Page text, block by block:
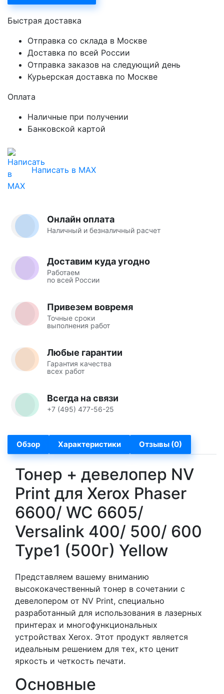
Быстрая доставка
Отправка со склада в Москве
Доставка по всей России
Отправка заказов на следующий день
Курьерская доставка по Москве
Оплата
Наличные при получении
Банковской картой
Написать в MAX
Онлайн оплата
Наличный и безналичный расчет
Доставим куда угодно
Работаем
по всей России
Привезем вовремя
Точные сроки
выполнения работ
Любые гарантии
Гарантия качества
всех работ
Всегда на связи
+7 (495) 477-56-25
Обзор Характеристики Отзывы (0)
Тонер + девелопер NV
Print для Xerox Phaser
6600/ WC 6605/
Versalink 400/ 500/ 600
Type1 (500г) Yellow
Представляем вашему вниманию
высококачественный тонер в сочетании с
девелопером от NV Print, специально
разработанный для использования в лазерных
принтерах и многофункциональных
устройствах Xerox. Этот продукт является
идеальным решением для тех, кто ценит
яркость и четкость печати.
Основные